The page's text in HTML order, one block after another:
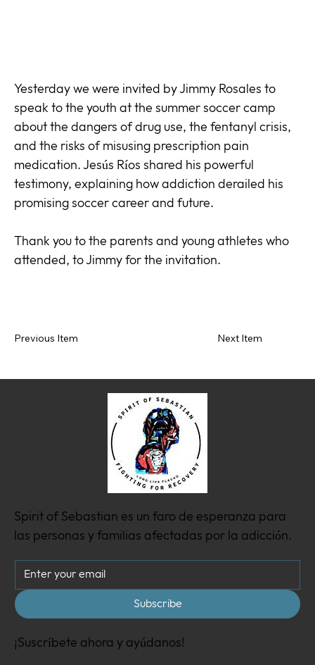
Yesterday we were invited by Jimmy Rosales to
speak to the youth at the summer soccer camp
about the dangers of drug use, the fentanyl crisis,
and the risks of misusing prescription pain
medication. Jesús Ríos shared his powerful
testimony, explaining how addiction derailed his
promising soccer career and future.
Thank you to the parents and young athletes who
attended, to Jimmy for the invitation.
Previous Item Next Item
Spirit of Sebastian es un faro de esperanza para
las personas y familias afectadas por la adicción.
Subscribe
¡Suscríbete ahora y ayúdanos!